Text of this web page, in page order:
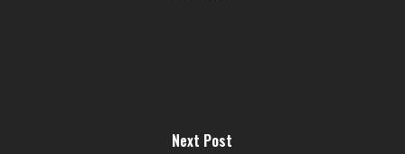
Next Post